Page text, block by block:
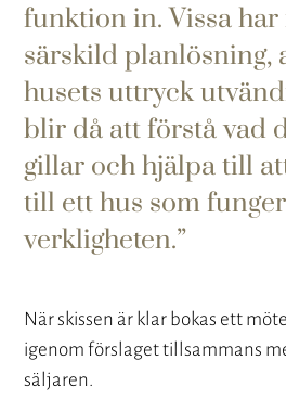
funktion in. Vissa
särskild planlösning,
husets uttryck
blir då att förstå vad
gillar och hjälpa till
till ett hus som
verkligheten.
När skissen är klar bokas ett
igenom förslaget tillsammans
säljaren.